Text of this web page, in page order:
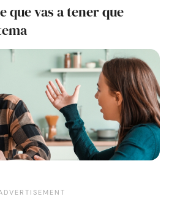
que vas a tener que